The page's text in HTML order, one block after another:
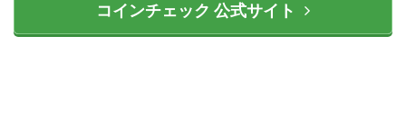
コインチェック 公式サイト